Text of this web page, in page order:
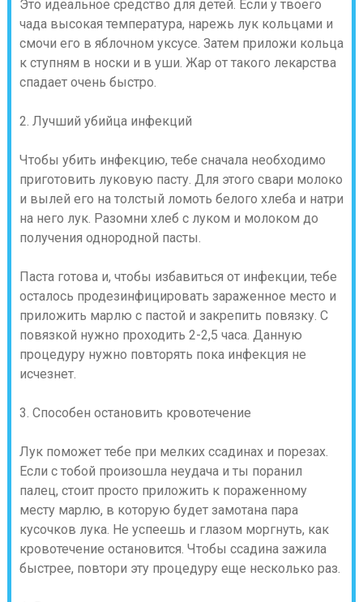
Это идеальное средство для детей. Если у твоего
чада высокая температура, нарежь лук кольцами и
смочи его в яблочном уксусе. Затем приложи кольца
к ступням в носки и в уши. Жар от такого лекарства
спадает очень быстро.
2. Лучший убийца инфекций
Чтобы убить инфекцию, тебе сначала необходимо
приготовить луковую пасту. Для этого свари молоко
и вылей его на толстый ломоть белого хлеба и натри
на него лук. Разомни хлеб с луком и молоком до
получения однородной пасты.
Паста готова и, чтобы избавиться от инфекции, тебе
осталось продезинфицировать зараженное место и
приложить марлю с пастой и закрепить повязку. С
повязкой нужно проходить 2-2,5 часа. Данную
процедуру нужно повторять пока инфекция не
исчезнет.
3. Способен остановить кровотечение
Лук поможет тебе при мелких ссадинах и порезах.
Если с тобой произошла неудача и ты поранил
палец, стоит просто приложить к пораженному
месту марлю, в которую будет замотана пара
кусочков лука. Не успеешь и глазом моргнуть, как
кровотечение остановится. Чтобы ссадина зажила
быстрее, повтори эту процедуру еще несколько раз.